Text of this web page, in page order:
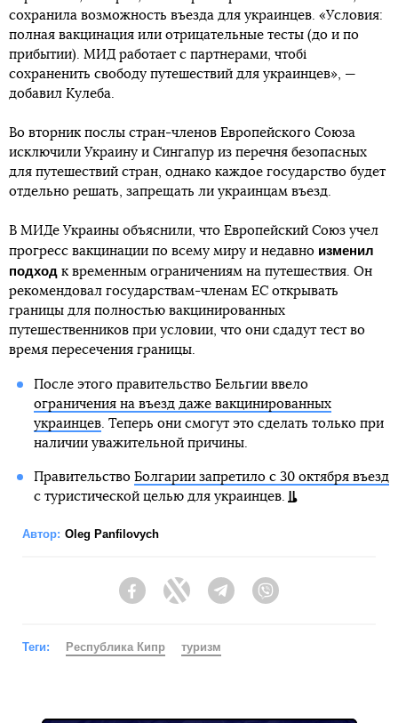
сохранила возможность въезда для украинцев. «Условия:
полная вакцинация или отрицательные тесты (до и по
прибытии). МИД работает с партнерами, чтобі
сохраненить свободу путешествий для украинцев», —
добавил Кулеба.
Во вторник послы стран-членов Европейского Союза
исключили Украину и Сингапур из перечня безопасных
для путешествий стран, однако каждое государство будет
отдельно решать, запрещать ли украинцам въезд.
В МИДе Украины объяснили, что Европейский Союз учел
прогресс вакцинации по всему миру и недавно изменил
подход к временным ограничениям на путешествия. Он
рекомендовал государствам-членам ЕС открывать
границы для полностью вакцинированных
путешественников при условии, что они сдадут тест во
время пересечения границы.
После этого правительство Бельгии ввело
ограничения на въезд даже вакцинированных
украинцев. Теперь они смогут это сделать только при
наличии уважительной причины.
Правительство Болгарии запретило с 30 октября въезд
с туристической целью для украинцев.
Автор: Oleg Panfilovych
FacebookTwitter Telegram
Теги: Республика Кипр туризм